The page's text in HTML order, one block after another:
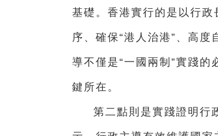
基礎。香港實行的是以行
序、確保“港人治港”、高
導不僅是“一國兩制”實踐
鍵所在。
第二點則是實踐證明行